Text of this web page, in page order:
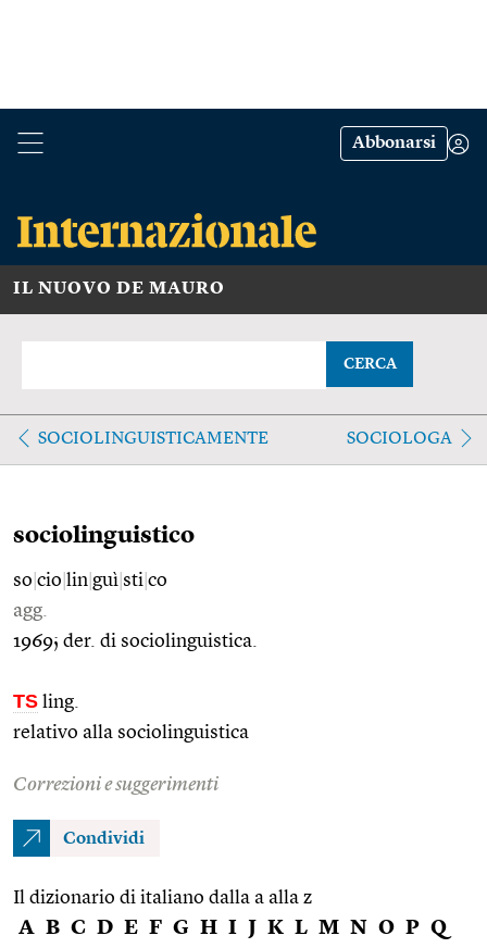
Abbonarsi
IL NUOVO DE MAURO
CERCA
SOCIOLINGUISTICAMENTE SOCIOLOGA
sociolinguistico
so cio lin guì sti co
agg.
1969; der. di sociolinguistica.
TS ling.
relativo alla sociolinguistica
Correzioni e suggerimenti
Condividi
Il dizionario di italiano dalla a alla z
A B C D E F G H I J K L M N O P Q